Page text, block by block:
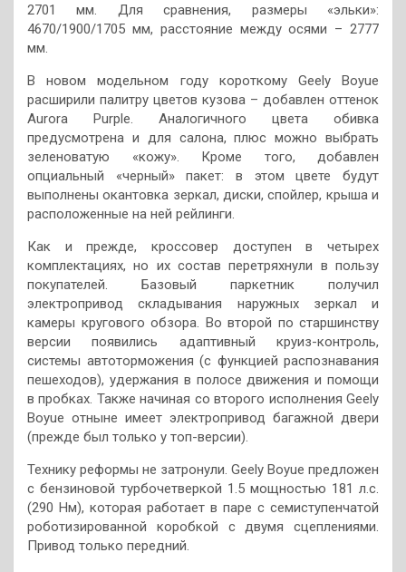
2701 мм. Для сравнения, размеры «эльки»:
4670/1900/1705 мм, расстояние между осями – 2777
мм.
В новом модельном году короткому Geely Boyue
расширили палитру цветов кузова – добавлен оттенок
Aurora Purple. Аналогичного цвета обивка
предусмотрена и для салона, плюс можно выбрать
зеленоватую «кожу». Кроме того, добавлен
опциальный «черный» пакет: в этом цвете будут
выполнены окантовка зеркал, диски, спойлер, крыша и
расположенные на ней рейлинги.
Как и прежде, кроссовер доступен в четырех
комплектациях, но их состав перетряхнули в пользу
покупателей. Базовый паркетник получил
электропривод складывания наружных зеркал и
камеры кругового обзора. Во второй по старшинству
версии появились адаптивный круиз-контроль,
системы автоторможения (с функцией распознавания
пешеходов), удержания в полосе движения и помощи
в пробках. Также начиная со второго исполнения Geely
Boyue отныне имеет электропривод багажной двери
(прежде был только у топ-версии).
Технику реформы не затронули. Geely Boyue предложен
с бензиновой турбочетверкой 1.5 мощностью 181 л.с.
(290 Нм), которая работает в паре с семиступенчатой
роботизированной коробкой с двумя сцеплениями.
Привод только передний.